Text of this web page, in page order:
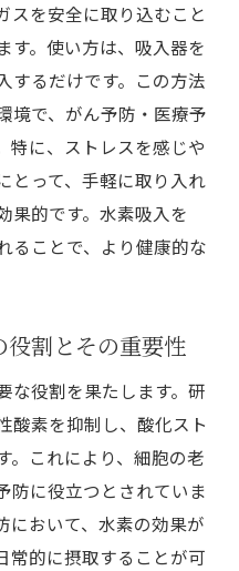
スを安全に取り込むこと
す。使い方は、吸入器を
するだけです。この方法
境で、がん予防・医療予
特に、ストレスを感じや
とって、手軽に取り入れ
果的です。水素吸入を
ることで、より健康的な
割とその重要性
な役割を果たします。研
酸素を抑制し、酸化スト
。これにより、細胞の老
防に役立つとされていま
において、水素の効果が
常的に摂取することが可